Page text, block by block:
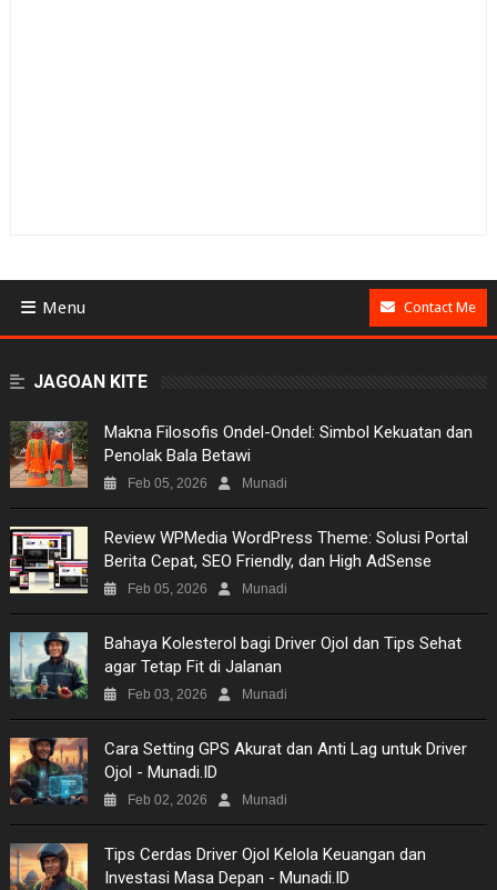
Menu
NEWS
MOVIES
TECH
MUSIC
PICTURES
SITEMAP
Contact Me
JAGOAN KITE
Makna Filosofis Ondel-Ondel: Simbol Kekuatan dan
Penolak Bala Betawi
Feb 05, 2026 Munadi
Review WPMedia WordPress Theme: Solusi Portal
Berita Cepat, SEO Friendly, dan High AdSense
Feb 05, 2026 Munadi
Bahaya Kolesterol bagi Driver Ojol dan Tips Sehat
agar Tetap Fit di Jalanan
Feb 03, 2026 Munadi
​Cara Setting GPS Akurat dan Anti Lag untuk Driver
Ojol - Munadi.ID
Feb 02, 2026 Munadi
Tips Cerdas Driver Ojol Kelola Keuangan dan
Investasi Masa Depan - Munadi.ID